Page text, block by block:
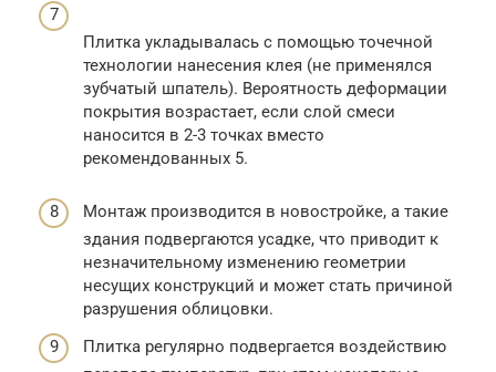
Плитка укладывалась с помощью точечной
технологии нанесения клея (не применялся
зубчатый шпатель). Вероятность деформации
покрытия возрастает, если слой смеси
наносится в 2-3 точках вместо
рекомендованных 5.
Монтаж производится в новостройке, а такие
здания подвергаются усадке, что приводит к
незначительному изменению геометрии
несущих конструкций и может стать причиной
разрушения облицовки.
Плитка регулярно подвергается воздействию